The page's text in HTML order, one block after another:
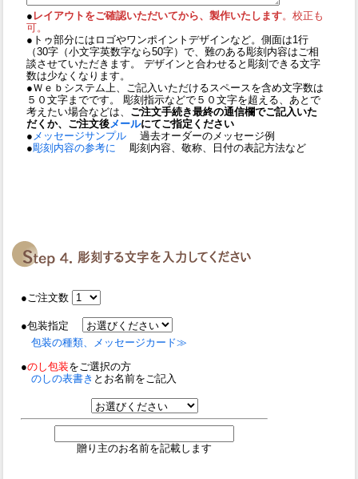
● レイアウトをご確認いただいてから、製作いたします。校正も
可。
●トゥ部分にはロゴやワンポイントデザインなど。側面は1行
（30字（小文字英数字なら50字）で、難のある彫刻内容はご相
談させていただきます。 デザインと合わせると彫刻できる文字
数は少なくなります。
●Ｗｅｂシステム上、ご記入いただけるスペースを含め文字数は
５０文字までです。 彫刻指示などで５０文字を超える、あとで
考えたい場合などは、 ご注文手続き最終の通信欄でご記入いた
だくか、ご注文後メールにてご指定ください
● メッセージサンプル
過去オーダーのメッセージ例
●彫刻内容の参考に 彫刻内容、敬称、日付の表記方法など
●ご注文数
●包装指定
包装の種類、メッセージカード≫
●のし包装をご選択の方
のしの表書き とお名前をご記入
贈り主のお名前を記載します